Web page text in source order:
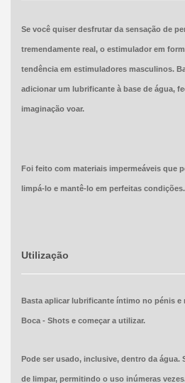
Se você quiser desfrutar da sensação de
tremendamente real, o estimulador em
tendência em estimuladores masculinos.
adicionar um lubrificante à base de água,
imaginação voar.
Foi feito com materiais impermeáveis ​​que
limpá-lo e mantê-lo em perfeitas condições.
Utilização
Basta aplicar lubrificante íntimo no pénis e
Boca - Shots e começar a utilizar.
Pode ser usado, inclusive, dentro da água.
de limpar, permitindo o uso inúmeras